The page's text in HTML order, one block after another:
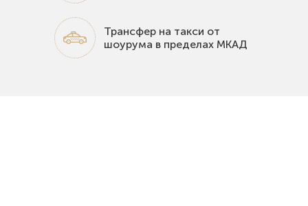
Трансфер на такси от
шоурума в пределах МКАД